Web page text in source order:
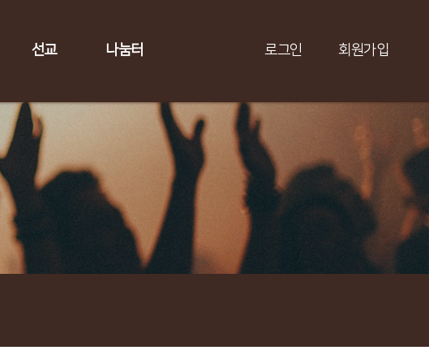
선교 나눔터 로그인 회원가입